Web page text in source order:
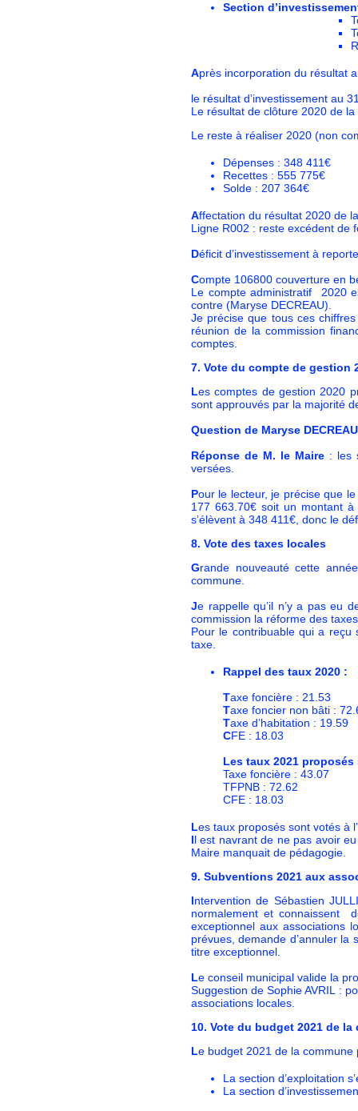
Section
Après incorporation du résultat
le résultat d’investissement au
Le résultat de clôture 2020 de
Le reste à réaliser 2020 (non
Dépenses : 348 411€
Recettes : 555 775€
Solde : 207 364€
Affectation du résultat 2020 de
Ligne R002 : reste excédent de
Déficit d’investissement à
Compte 106800 couverture en
Le compte administratif 2020
contre (Maryse DECREAU).
Je précise que tous ces
réunion de la commission
comptes.
7. Vote du compte de gestion
Les comptes de gestion 2020
sont approuvés par la majorité
Question de Maryse
Réponse de M. le Maire : les
versées.
Pour le lecteur, je précise que
177 663.70€ soit un montant
s’élèvent à 348 411€, donc le
8. Vote des taxes locales
Grande nouveauté cette
commune.
Je rappelle qu’il n’y a pas eu
commission la réforme des
Pour le contribuable qui a reçu
taxe.
Rappel des taux 2020 :
Taxe foncière : 21.53
Taxe foncier non bâti :
Taxe d’habitation : 19.59
CFE : 18.03
Les taux 2021
Taxe foncière : 43.07
TFPNB : 72.62
CFE : 18.03
Les taux proposés sont votés à
Il est navrant de ne pas avoir
Maire manquait de pédagogie.
9. Subventions 2021 aux
Intervention de Sébastien
normalement et connaissent
exceptionnel aux associations
prévues, demande d’annuler la
titre exceptionnel.
Le conseil municipal valide la
Suggestion de Sophie AVRIL :
associations locales.
10. Vote du budget 2021 de la
Le budget 2021 de la
La section d’exploitation
La section